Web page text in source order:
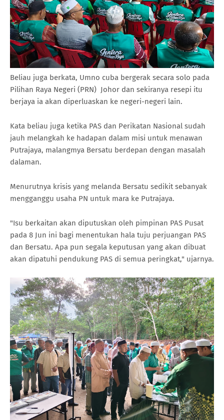
Beliau juga berkata, Umno cuba bergerak secara solo pada
Pilihan Raya Negeri (PRN) Johor dan sekiranya resepi itu
berjaya ia akan diperluaskan ke negeri-negeri lain.
Kata beliau juga ketika PAS dan Perikatan Nasional sudah
jauh melangkah ke hadapan dalam misi untuk menawan
Putrajaya, malangmya Bersatu berdepan dengan masalah
dalaman.
Menurutnya krisis yang melanda Bersatu sedikit sebanyak
mengganggu usaha PN untuk mara ke Putrajaya.
"Isu berkaitan akan diputuskan oleh pimpinan PAS Pusat
pada 8 Jun ini bagi menentukan hala tuju perjuangan PAS
dan Bersatu. Apa pun segala keputusan yang akan dibuat
akan dipatuhi pendukung PAS di semua peringkat," ujarnya.